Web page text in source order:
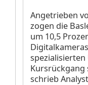
Angetrieben
zogen die
um 10,5
Kursrückgang
schrieb